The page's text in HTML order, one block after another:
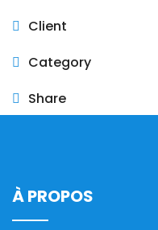
Client
Category
Share
À PROPOS